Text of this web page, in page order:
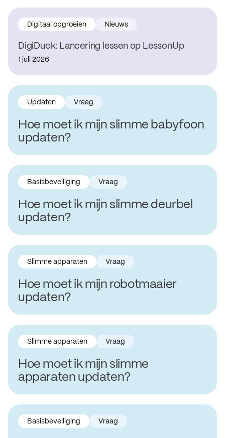
DigiDuck: Lancering lessen op LessonUp
Digitaal opgroeien Nieuws
1 juli 2026
Hoe moet ik mijn slimme babyfoon
updaten?
Updaten Vraag
Hoe moet ik mijn slimme deurbel
updaten?
Basisbeveiliging Vraag
Hoe moet ik mijn robotmaaier
updaten?
Slimme apparaten Vraag
Hoe moet ik mijn slimme
apparaten updaten?
Slimme apparaten Vraag
Basisbeveiliging Vraag